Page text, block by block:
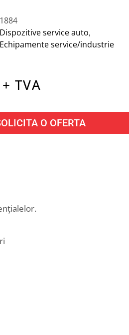
1884
Dispozitive service auto,
Echipamente service/industrie
TVA
O OFERTA